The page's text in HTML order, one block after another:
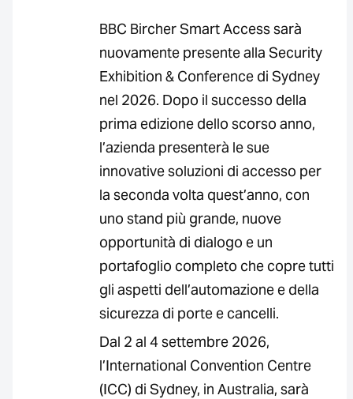
BBC Bircher Smart Access sarà
nuovamente presente alla Security
Exhibition & Conference di Sydney
nel 2026. Dopo il successo della
prima edizione dello scorso anno,
l’azienda presenterà le sue
innovative soluzioni di accesso per
la seconda volta quest’anno, con
uno stand più grande, nuove
opportunità di dialogo e un
portafoglio completo che copre tutti
gli aspetti dell’automazione e della
sicurezza di porte e cancelli.
Dal 2 al 4 settembre 2026,
l’International Convention Centre
(ICC) di Sydney, in Australia, sarà